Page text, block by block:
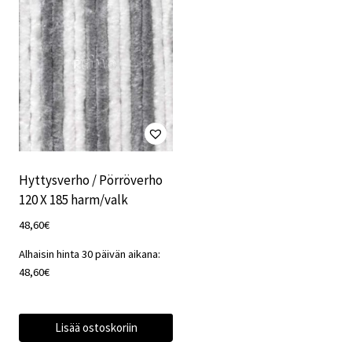
Hyttysverho / Pörröverho
120 X 185 harm/valk
48,60€
Alhaisin hinta 30 päivän aikana:
48,60€
Lisää ostoskoriin